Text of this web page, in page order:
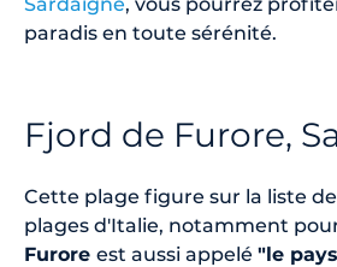
paradis en toute sérénité.
Fjord de Furore,
Cette plage figure sur la liste
plages d'Italie, notamment
Furore est aussi appelé "le